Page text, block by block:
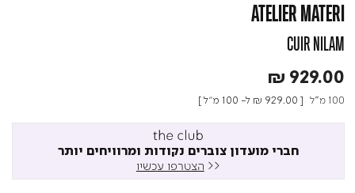
ATELIER MATERI
CUIR NILAM
₪ 929.00
100 מ"ל [
₪ 929.00 ל- 100 מ"ל ]
חברי מועדון צוברים נקודות ומרוויחים יותר
<< הצטרפו עכשיו